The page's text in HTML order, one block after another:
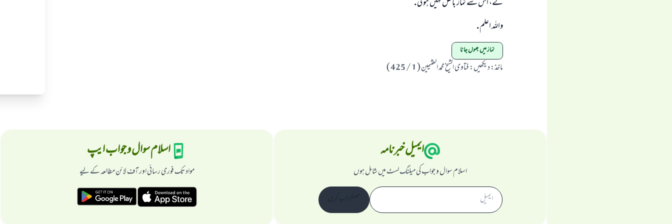
لے، اس سے نماز باطل نہيں ہو گى .
واللہ اعلم .
نماز میں بھول جانا
ماخذ:ديكھيں: فتاوى الشيخ محمد العثيمين ( 1 / 425 )
ایمیل خبرنامہ
اسلام سوال و جواب کی میلنگ لسٹ میں شامل ہوں
اسلام سوال و جواب ایپ
مواد تک فوری رسائی اور آف لائن مطالعہ کے لیے